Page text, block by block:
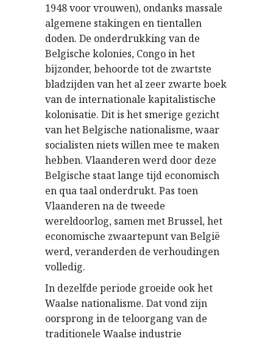
1948 voor vrouwen), ondanks massale
algemene stakingen en tientallen
doden. De onderdrukking van de
Belgische kolonies, Congo in het
bijzonder, behoorde tot de zwartste
bladzijden van het al zeer zwarte boek
van de internationale kapitalistische
kolonisatie. Dit is het smerige gezicht
van het Belgische nationalisme, waar
socialisten niets willen mee te maken
hebben. Vlaanderen werd door deze
Belgische staat lange tijd economisch
en qua taal onderdrukt. Pas toen
Vlaanderen na de tweede
wereldoorlog, samen met Brussel, het
economische zwaartepunt van België
werd, veranderden de verhoudingen
volledig.
In dezelfde periode groeide ook het
Waalse nationalisme. Dat vond zijn
oorsprong in de teloorgang van de
traditionele Waalse industrie